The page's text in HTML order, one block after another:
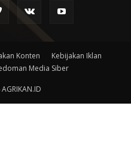
Konten
Kebijakan Iklan
Media Siber